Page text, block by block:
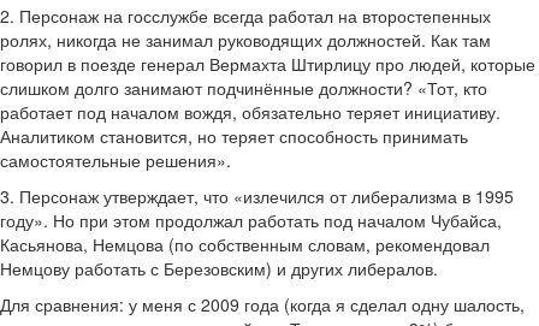
2. Персонаж на госслужбе всегда работал на второстепенных
ролях, никогда не занимал руководящих должностей. Как там
говорил в поезде генерал Вермахта Штирлицу про людей, которые
слишком долго занимают подчинённые должности? «Тот, кто
работает под началом вождя, обязательно теряет инициативу.
Аналитиком становится, но теряет способность принимать
самостоятельные решения».
3. Персонаж утверждает, что «излечился от либерализма в 1995
году». Но при этом продолжал работать под началом Чубайса,
Касьянова, Немцова (по собственным словам, рекомендовал
Немцову работать с Березовским) и других либералов.
Для сравнения: у меня с 2009 года (когда я сделал одну шалость,